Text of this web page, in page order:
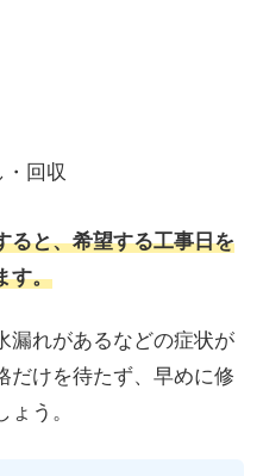
回収
ると、希望する工事日を
す。
漏れがあるなどの症状が
だけを待たず、早めに修
う。